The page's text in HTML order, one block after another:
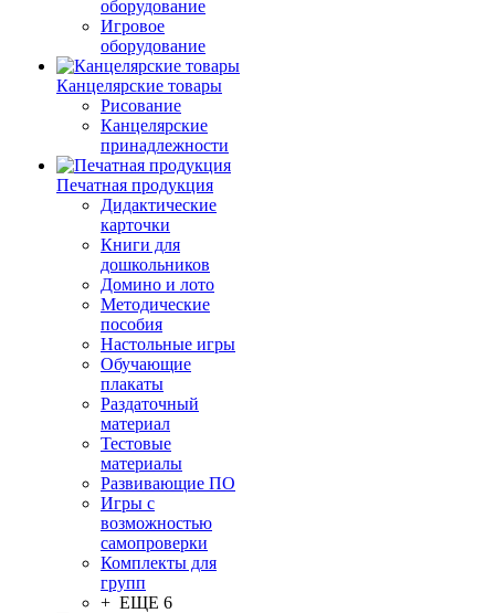
оборудование
Игровое
оборудование
Канцелярские товары
Рисование
Канцелярские
принадлежности
Печатная продукция
Дидактические
карточки
Книги для
дошкольников
Домино и лото
Методические
пособия
Настольные игры
Обучающие
плакаты
Раздаточный
материал
Тестовые
материалы
Развивающие ПО
Игры с
возможностью
самопроверки
Комплекты для
групп
+ ЕЩЕ 6